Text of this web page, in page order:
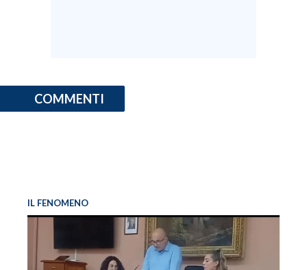
COMMENTI
IL FENOMENO